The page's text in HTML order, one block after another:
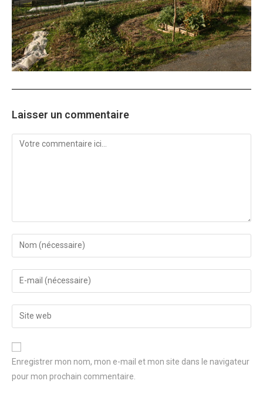
Laisser un commentaire
Comment
Enter
your
name
Enter
your
email
Enter
your
website
Enregistrer mon nom, mon e-mail et mon site dans le navigateur
pour mon prochain commentaire.